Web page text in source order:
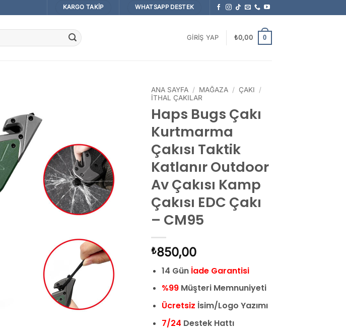
KARGO TAKIP WHATSAPP DESTEK
GIRIŞ YAP ₺0,00 0
ANA SAYFA / MAĞAZA / ÇAKI
/
İTHAL ÇAKILAR
Haps Bugs Çakı
Kurtmarma
Çakısı Taktik
Katlanır Outdoor
Av Çakısı Kamp
Çakısı EDC Çakı
– CM95
₺850,00
14 Gün İade Garantisi
%99Müşteri Memnuniyeti
Ücretsiz İsim/Logo Yazımı
7/24 Destek Hattı